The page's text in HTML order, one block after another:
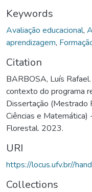
Keywords
Avaliação educacional,
aprendizagem,
Citation
BARBOSA, Luís
contexto do programa
Dissertação (Mestrado
Ciências e
Florestal. 2023.
URI
https://locus.ufv.br//
Collections